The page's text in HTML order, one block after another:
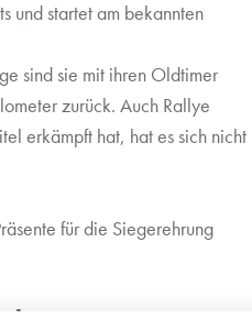
und startet am bekannten
sind sie mit ihren Oldtimer
zurück. Auch Rallye
erkämpft hat, hat es sich nicht
für die Siegerehrung